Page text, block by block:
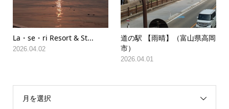
La・se・ri Resort & St...
2026.04.02
道の駅 【雨晴】（富山県高岡
市）
2026.04.01
月を選択